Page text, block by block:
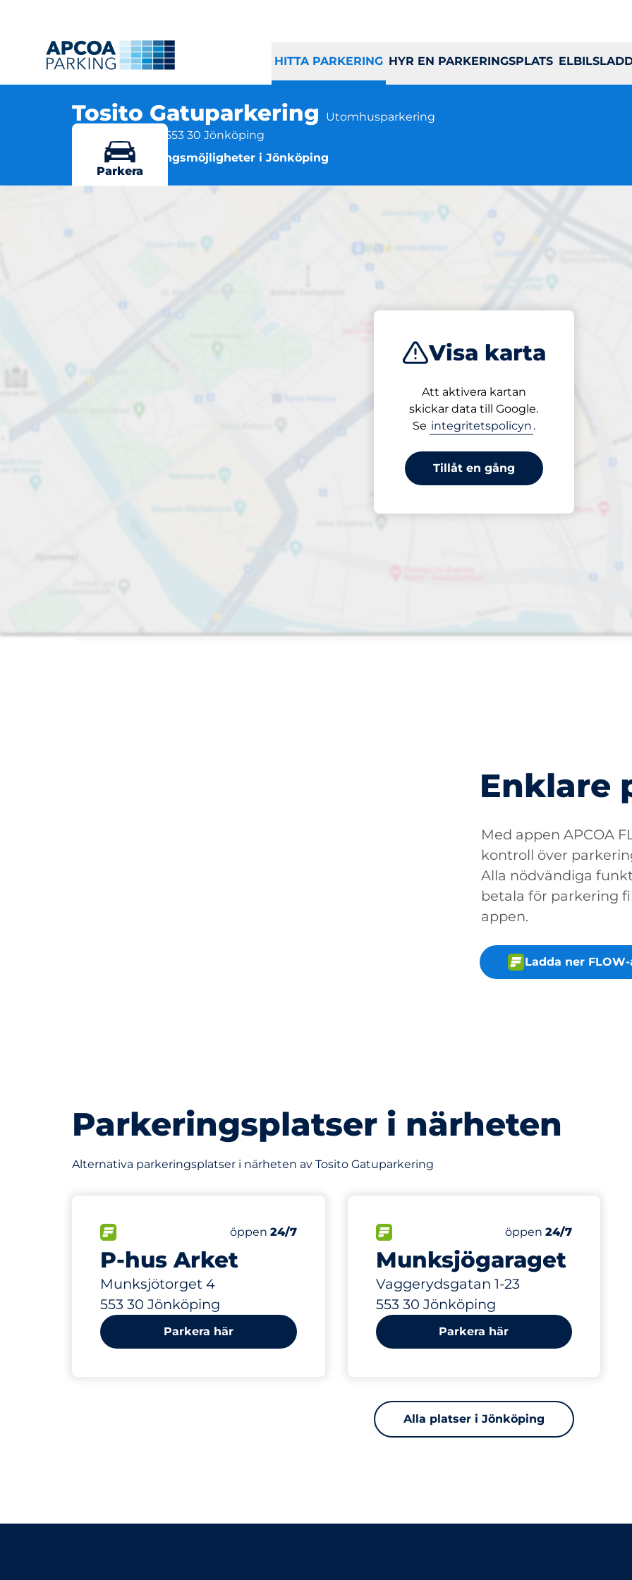
HITTA PARKERING HYR EN PARKERINGSPLATS
Tosito Gatuparkering
Utomhusparkering
Tjärpappsgatan, 553 30 Jönköping
Flera parkeringsmöjligheter i Jönköping
Visa karta
Att aktivera kartan
skickar data till Google.
Se integritetspolicyn .
Tillåt en gång
Parkera
Tosito Gatuparkering
Öppet nu
Från 22,00 kr
Priser och betalning
Enklare
Med appen APCOA
kontroll över
Alla nödvändiga
betala för parkering
appen.
Ladda ner
Parkeringsplatser i närheten
Alternativa parkeringsplatser i närheten av Tosito Gatuparkering
P-hus Arket
Munksjötorget 4
553 30 Jönköping
Antal parkeringsplatser:
Totalt antal platser
Fredag
öppen 24/7
104 m
Parkera här
Munksjögaraget
Vaggerydsgatan 1-23
553 30 Jönköping
Antal parkeringsplatser:
Totalt antal platser
Fredag
öppen24/7
441 m
Parkera här
Alla platser i Jönköping